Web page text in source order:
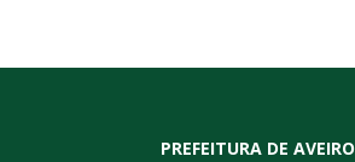
PREFEITURA DE AVEIRO